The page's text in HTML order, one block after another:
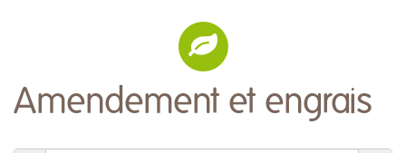
Amendement et engrais